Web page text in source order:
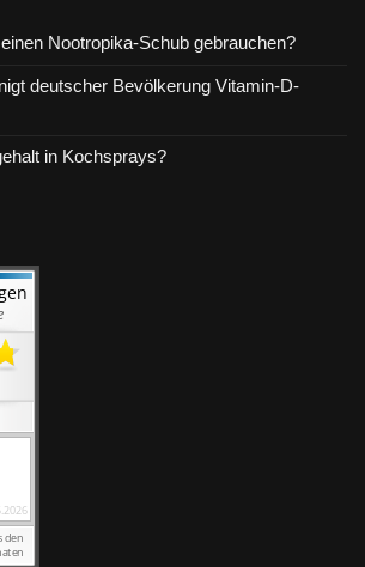
Nootropika-Schub gebrauchen?
deutscher Bevölkerung Vitamin-D-
in Kochsprays?